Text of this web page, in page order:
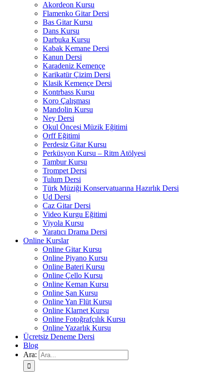
Akordeon Kursu
Flamenko Gitar Dersi
Bas Gitar Kursu
Dans Kursu
Darbuka Kursu
Kabak Kemane Dersi
Kanun Dersi
Karadeniz Kemençe
Karikatür Çizim Dersi
Klasik Kemençe Dersi
Kontrbass Kursu
Koro Çalışması
Mandolin Kursu
Ney Dersi
Okul Öncesi Müzik Eğitimi
Orff Eğitimi
Perdesiz Gitar Kursu
Perküsyon Kursu – Ritm Atölyesi
Tambur Kursu
Trompet Dersi
Tulum Dersi
Türk Müziği Konservatuarına Hazırlık Dersi
Ud Dersi
Caz Gitar Dersi
Video Kurgu Eğitimi
Viyola Kursu
Yaratıcı Drama Dersi
Online Kurslar
Online Gitar Kursu
Online Piyano Kursu
Online Bateri Kursu
Online Çello Kursu
Online Keman Kursu
Online Şan Kursu
Online Yan Flüt Kursu
Online Klarnet Kursu
Online Fotoğrafçılık Kursu
Online Yazarlık Kursu
Ücretsiz Deneme Dersi
Blog
Ara: